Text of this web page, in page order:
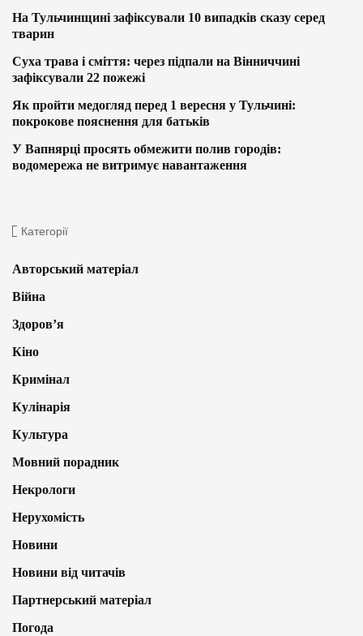
На Тульчинщині зафіксували 10 випадків сказу серед
тварин
Суха трава і сміття: через підпали на Вінниччині
зафіксували 22 пожежі
Як пройти медогляд перед 1 вересня у Тульчині:
покрокове пояснення для батьків
У Вапнярці просять обмежити полив городів:
водомережа не витримує навантаження
Категорії
Авторський матеріал
Війна
Здоров’я
Кіно
Кримінал
Кулінарія
Культура
Мовний порадник
Некрологи
Нерухомість
Новини
Новини від читачів
Партнерський матеріал
Погода